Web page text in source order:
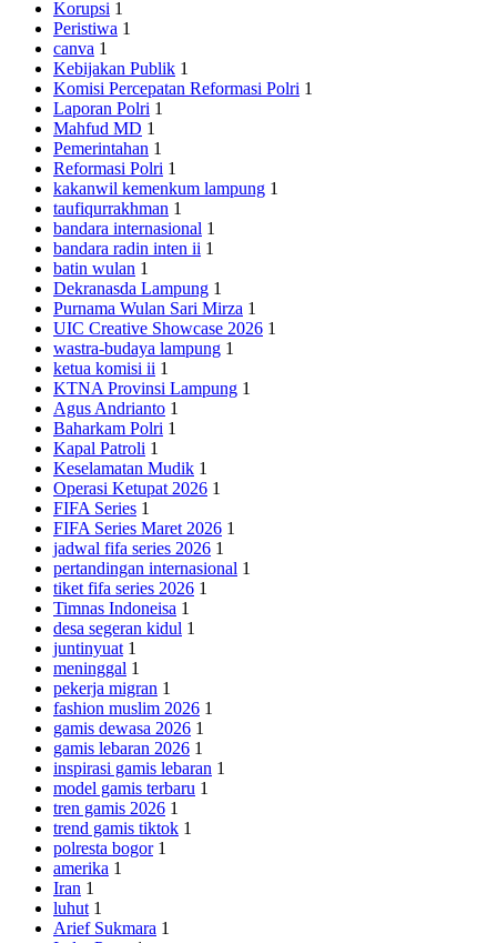
Korupsi 1
Peristiwa 1
canva 1
Kebijakan Publik 1
Komisi Percepatan Reformasi Polri 1
Laporan Polri 1
Mahfud MD 1
Pemerintahan 1
Reformasi Polri 1
kakanwil kemenkum lampung 1
taufiqurrakhman 1
bandara internasional 1
bandara radin inten ii 1
batin wulan 1
Dekranasda Lampung 1
Purnama Wulan Sari Mirza 1
UIC Creative Showcase 2026 1
wastra-budaya lampung 1
ketua komisi ii 1
KTNA Provinsi Lampung 1
Agus Andrianto 1
Baharkam Polri 1
Kapal Patroli 1
Keselamatan Mudik 1
Operasi Ketupat 2026 1
FIFA Series 1
FIFA Series Maret 2026 1
jadwal fifa series 2026 1
pertandingan internasional 1
tiket fifa series 2026 1
Timnas Indoneisa 1
desa segeran kidul 1
juntinyuat 1
meninggal 1
pekerja migran 1
fashion muslim 2026 1
gamis dewasa 2026 1
gamis lebaran 2026 1
inspirasi gamis lebaran 1
model gamis terbaru 1
tren gamis 2026 1
trend gamis tiktok 1
polresta bogor 1
amerika 1
Iran 1
luhut 1
Arief Sukmara 1